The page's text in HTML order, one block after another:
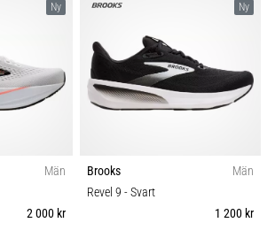
Ny
Män
2 000 kr
Ny
Brooks
Män
Revel 9 - Svart
1 200 kr